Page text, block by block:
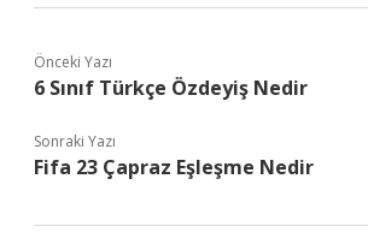
Önceki Yazı
6 Sınıf Türkçe Özdeyiş Nedir
Sonraki Yazı
Fifa 23 Çapraz Eşleşme Nedir